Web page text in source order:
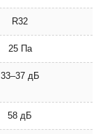
R32
25 Па
33–37 дБ
58 дБ